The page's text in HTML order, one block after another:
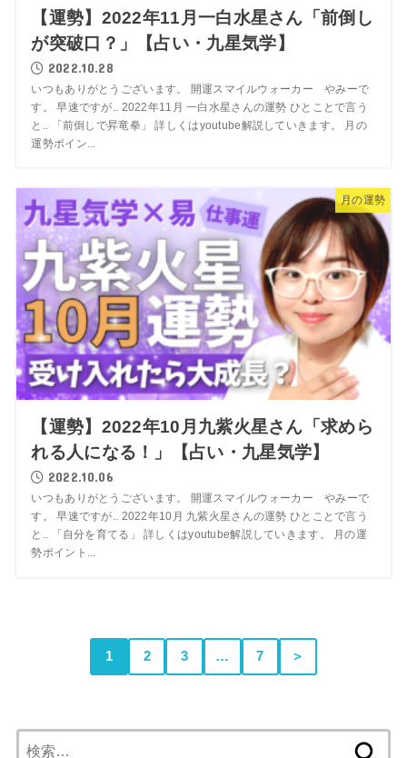
【運勢】2022年11月一白水星さん「前倒し
が突破口？」【占い・九星気学】
2022.10.28
いつもありがとうございます。 開運スマイルウォーカー やみーで
す。 早速ですが.. 2022年11月 一白水星さんの運勢 ひとことで言う
と.. 「前倒しで昇竜拳」 詳しくはyoutube解説していきます。 月の
運勢ポイン...
月の運勢
【運勢】2022年10月九紫火星さん「求めら
れる人になる！」【占い・九星気学】
2022.10.06
いつもありがとうございます。 開運スマイルウォーカー やみーで
す。 早速ですが.. 2022年10月 九紫火星さんの運勢 ひとことで言う
と.. 「自分を育てる」 詳しくはyoutube解説していきます。 月の運
勢ポイント...
1 2 3 … 7 ＞